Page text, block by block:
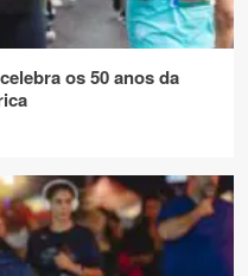
os 50 anos da